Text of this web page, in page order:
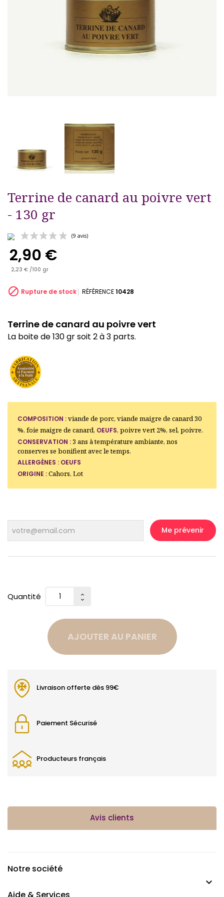
Terrine de canard au poivre vert
- 130 gr
2,90 €
2,23 € /100 gr
 Rupture de stock RÉFÉRENCE10428
Terrine de canard au poivre vert
La boite de 130 gr soit 2 à 3 parts.
COMPOSITION :viande de porc, viande maigre de canard 30
%, foie maigre de canard, OEUFS, poivre vert 2%, sel, poivre.
CONSERVATION :3 ans à température ambiante, nos
conserves se bonifient avec le temps.
ALLERGÈNES : OEUFS
ORIGINE :Cahors, Lot
Me prévenir
Quantité
AJOUTER AU PANIER
Livraison offerte dès 99€
Paiement Sécurisé
Producteurs français
Avis clients
Notre société

Aide & Services